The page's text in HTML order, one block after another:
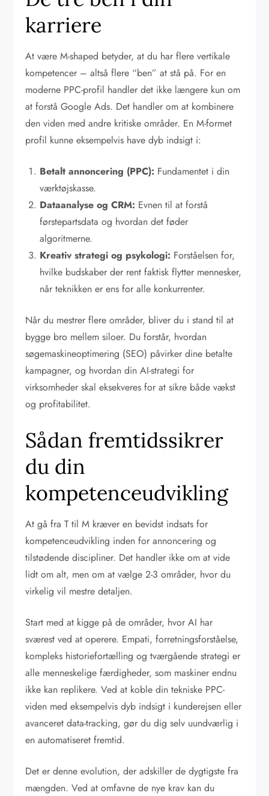
karriere
At være M-shaped betyder, at du har flere vertikale
kompetencer – altså flere “ben” at stå på. For en
moderne PPC-profil handler det ikke længere kun om
at forstå Google Ads. Det handler om at kombinere
den viden med andre kritiske områder. En M-formet
profil kunne eksempelvis have dyb indsigt i:
Betalt annoncering (PPC): Fundamentet i din
værktøjskasse.
Dataanalyse og CRM: Evnen til at forstå
førstepartsdata og hvordan det føder
algoritmerne.
Kreativ strategi og psykologi: Forståelsen for,
hvilke budskaber der rent faktisk flytter mennesker,
når teknikken er ens for alle konkurrenter.
Når du mestrer flere områder, bliver du i stand til at
bygge bro mellem siloer. Du forstår, hvordan
søgemaskineoptimering (SEO) påvirker dine betalte
kampagner, og hvordan din AI-strategi for
virksomheder skal eksekveres for at sikre både vækst
og profitabilitet.
Sådan fremtidssikrer
du din
kompetenceudvikling
At gå fra T til M kræver en bevidst indsats for
kompetenceudvikling inden for annoncering og
tilstødende discipliner. Det handler ikke om at vide
lidt om alt, men om at vælge 2-3 områder, hvor du
virkelig vil mestre detaljen.
Start med at kigge på de områder, hvor AI har
sværest ved at operere. Empati, forretningsforståelse,
kompleks historiefortælling og tværgående strategi er
alle menneskelige færdigheder, som maskiner endnu
ikke kan replikere. Ved at koble din tekniske PPC-
viden med eksempelvis dyb indsigt i kunderejsen eller
avanceret data-tracking, gør du dig selv uundværlig i
en automatiseret fremtid.
Det er denne evolution, der adskiller de dygtigste fra
mængden. Ved at omfavne de nye krav kan du